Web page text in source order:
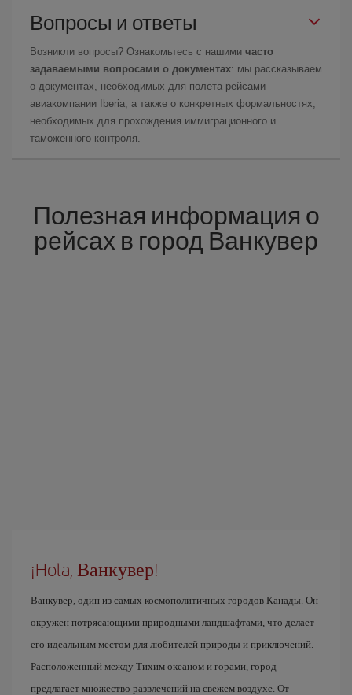
Вопросы и ответы
Возникли вопросы? Ознакомьтесь с нашими часто
задаваемыми вопросами о документах: мы рассказываем
о документах, необходимых для полета рейсами
авиакомпании Iberia, а также о конкретных формальностях,
необходимых для прохождения иммиграционного и
таможенного контроля.
Полезная информация о
рейсах в город Ванкувер
¡Hola, Ванкувер!
Ванкувер, один из самых космополитичных городов Канады. Он
окружен потрясающими природными ландшафтами, что делает
его идеальным местом для любителей природы и приключений.
Расположенный между Тихим океаном и горами, город
предлагает множество развлечений на свежем воздухе. От